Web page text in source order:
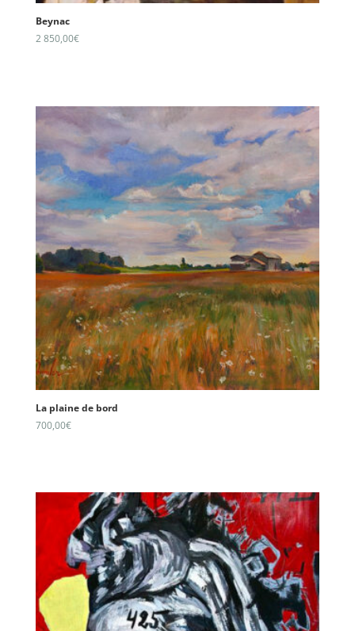
Beynac
2 850,00€
La plaine de bord
700,00€